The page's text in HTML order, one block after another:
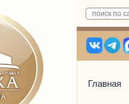
Главная